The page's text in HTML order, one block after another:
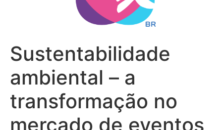
Sustentabilidade
ambiental – a
transformação no
mercado de eventos